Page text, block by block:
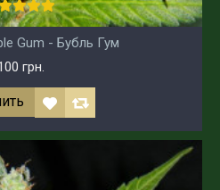
Gum - Бубль Гум
грн.